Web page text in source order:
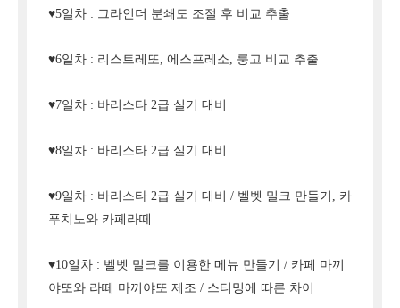
♥5일차 : 그라인더 분쇄도 조절 후 비교 추출
♥6일차 : 리스트레또, 에스프레소, 룽고 비교 추출
♥7일차 : 바리스타 2급 실기 대비
♥8일차 : 바리스타 2급 실기 대비
♥9일차 : 바리스타 2급 실기 대비 / 벨벳 밀크 만들기, 카
푸치노와 카페라떼
♥10일차 : 벨벳 밀크를 이용한 메뉴 만들기 / 카페 마끼
야또와 라떼 마끼야또 제조 / 스티밍에 따른 차이